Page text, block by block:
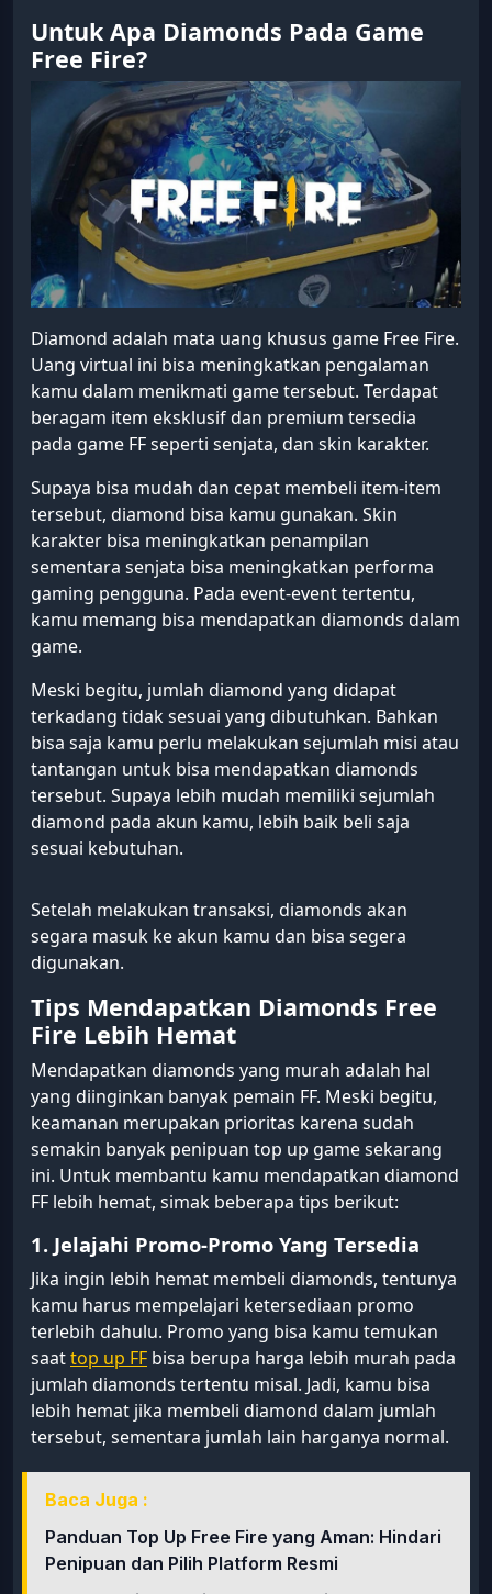
Untuk Apa Diamonds Pada Game
Free Fire?
Diamond adalah mata uang khusus game Free Fire.
Uang virtual ini bisa meningkatkan pengalaman
kamu dalam menikmati game tersebut. Terdapat
beragam item eksklusif dan premium tersedia
pada game FF seperti senjata, dan skin karakter.
Supaya bisa mudah dan cepat membeli item-item
tersebut, diamond bisa kamu gunakan. Skin
karakter bisa meningkatkan penampilan
sementara senjata bisa meningkatkan performa
gaming pengguna. Pada event-event tertentu,
kamu memang bisa mendapatkan diamonds dalam
game.
Meski begitu, jumlah diamond yang didapat
terkadang tidak sesuai yang dibutuhkan. Bahkan
bisa saja kamu perlu melakukan sejumlah misi atau
tantangan untuk bisa mendapatkan diamonds
tersebut. Supaya lebih mudah memiliki sejumlah
diamond pada akun kamu, lebih baik beli saja
sesuai kebutuhan.
Setelah melakukan transaksi, diamonds akan
segara masuk ke akun kamu dan bisa segera
digunakan.
Tips Mendapatkan Diamonds Free
Fire Lebih Hemat
Mendapatkan diamonds yang murah adalah hal
yang diinginkan banyak pemain FF. Meski begitu,
keamanan merupakan prioritas karena sudah
semakin banyak penipuan top up game sekarang
ini. Untuk membantu kamu mendapatkan diamond
FF lebih hemat, simak beberapa tips berikut:
1. Jelajahi Promo-Promo Yang Tersedia
Jika ingin lebih hemat membeli diamonds, tentunya
kamu harus mempelajari ketersediaan promo
terlebih dahulu. Promo yang bisa kamu temukan
saattop up FF bisa berupa harga lebih murah pada
jumlah diamonds tertentu misal. Jadi, kamu bisa
lebih hemat jika membeli diamond dalam jumlah
tersebut, sementara jumlah lain harganya normal.
Baca Juga :
Panduan Top Up Free Fire yang Aman: Hindari
Penipuan dan Pilih Platform Resmi